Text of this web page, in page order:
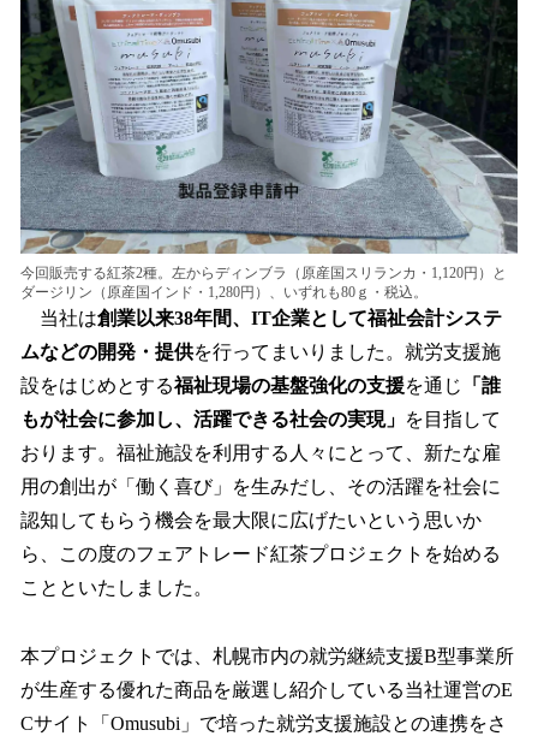
今回販売する紅茶2種。左からディンブラ（原産国スリランカ・1,120円）と
ダージリン（原産国インド・1,280円）、いずれも80ｇ・税込。
当社は創業以来38年間、IT企業として福祉会計システ
ムなどの開発・提供を行ってまいりました。就労支援施
設をはじめとする福祉現場の基盤強化の支援を通じ
「誰
もが社会に参加し、活躍できる社会の実現」 を目指して
おります。福祉施設を利用する人々にとって、新たな雇
用の創出が「働く喜び」を生みだし、その活躍を社会に
認知してもらう機会を最大限に広げたいという思いか
ら、この度のフェアトレード紅茶プロジェクトを始める
ことといたしました。
本プロジェクトでは、札幌市内の就労継続支援B型事業所
が生産する優れた商品を厳選し紹介している当社運営のE
Cサイト「Omusubi」で培った就労支援施設との連携をさ